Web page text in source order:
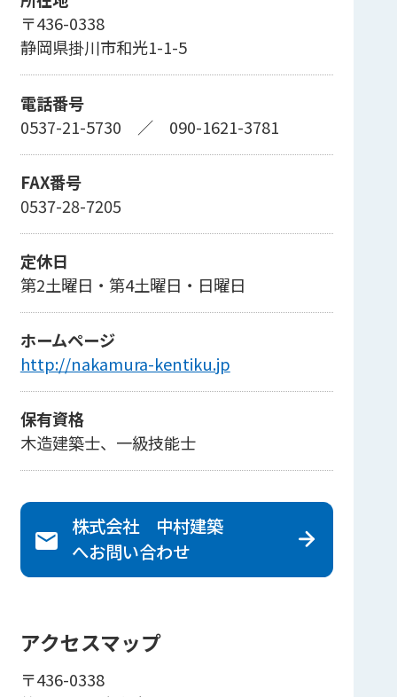
〒436-0338
静岡県掛川市和光1-1-5
電話番号
0537-21-5730 ／ 090-1621-3781
FAX番号
0537-28-7205
定休日
第2土曜日・第4土曜日・日曜日
ホームページ
http://nakamura-kentiku.jp
保有資格
木造建築士、一級技能士
株式会社 中村建築
へお問い合わせ
アクセスマップ
〒436-0338